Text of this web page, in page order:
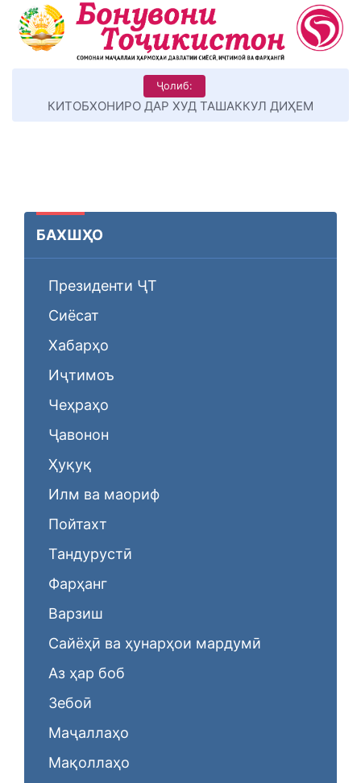
Ҷолиб:
КИТОБХОНИРО ДАР ХУД ТАШАККУЛ ДИҲЕМ
БАХШҲО
Президенти ҶТ
Сиёсат
Хабарҳо
Иҷтимоъ
Чеҳраҳо
Ҷавонон
Ҳуқуқ
Илм ва маориф
Пойтахт
Тандурустӣ
Фарҳанг
Варзиш
Сайёҳӣ ва ҳунарҳои мардумӣ
Аз ҳар боб
Зебоӣ
Маҷаллаҳо
Мақоллаҳо